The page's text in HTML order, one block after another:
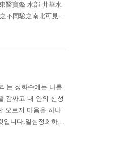
醫寶鑑 水部 井華水
不同驗之南北可見矣
醶下墜取上面淸水
는 정화수에는 나를
감싸고 내 안의 신성
오로지 마음을 하나
입니다.일심정회하는
나되는 깨달음에